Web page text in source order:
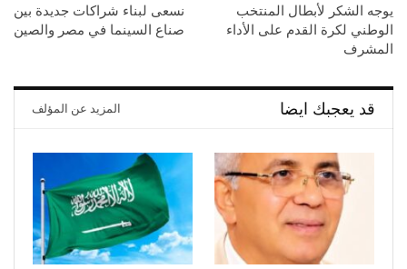
يوجه الشكر لأبطال المنتخب
الوطني لكرة القدم على الأداء
المشرف
نسعى لبناء شراكات جديدة بين
صناع السينما في مصر والصين
قد يعجبك ايضا المزيد عن المؤلف